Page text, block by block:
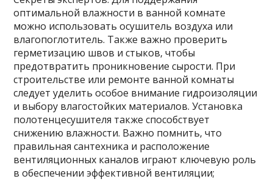
оптимальной влажности в ванной комнате
можно использовать осушитель воздуха или
влагопоглотитель. Также важно проверить
герметизацию швов и стыков‚ чтобы
предотвратить проникновение сырости. При
строительстве или ремонте ванной комнаты
следует уделить особое внимание гидроизоляции
и выбору влагостойких материалов. Установка
полотенцесушителя также способствует
снижению влажности. Важно помнить‚ что
правильная сантехника и расположение
вентиляционных каналов играют ключевую роль
в обеспечении эффективной вентиляции;